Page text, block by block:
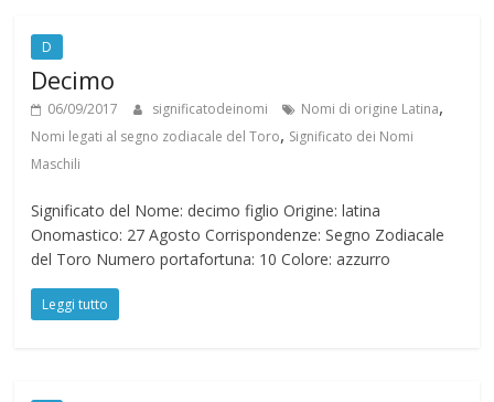
D
Decimo
06/09/2017 significatodeinomi Nomi di origine Latina,
Nomi legati al segno zodiacale del Toro, Significato dei Nomi
Maschili
Significato del Nome: decimo figlio Origine: latina
Onomastico: 27 Agosto Corrispondenze: Segno Zodiacale
del Toro Numero portafortuna: 10 Colore: azzurro
Leggi tutto